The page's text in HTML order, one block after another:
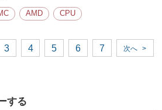
AMD CPU
3 4 5 6 7 次へ >
する